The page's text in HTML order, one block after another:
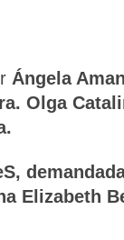
Ángela
Olga
Elizabeth